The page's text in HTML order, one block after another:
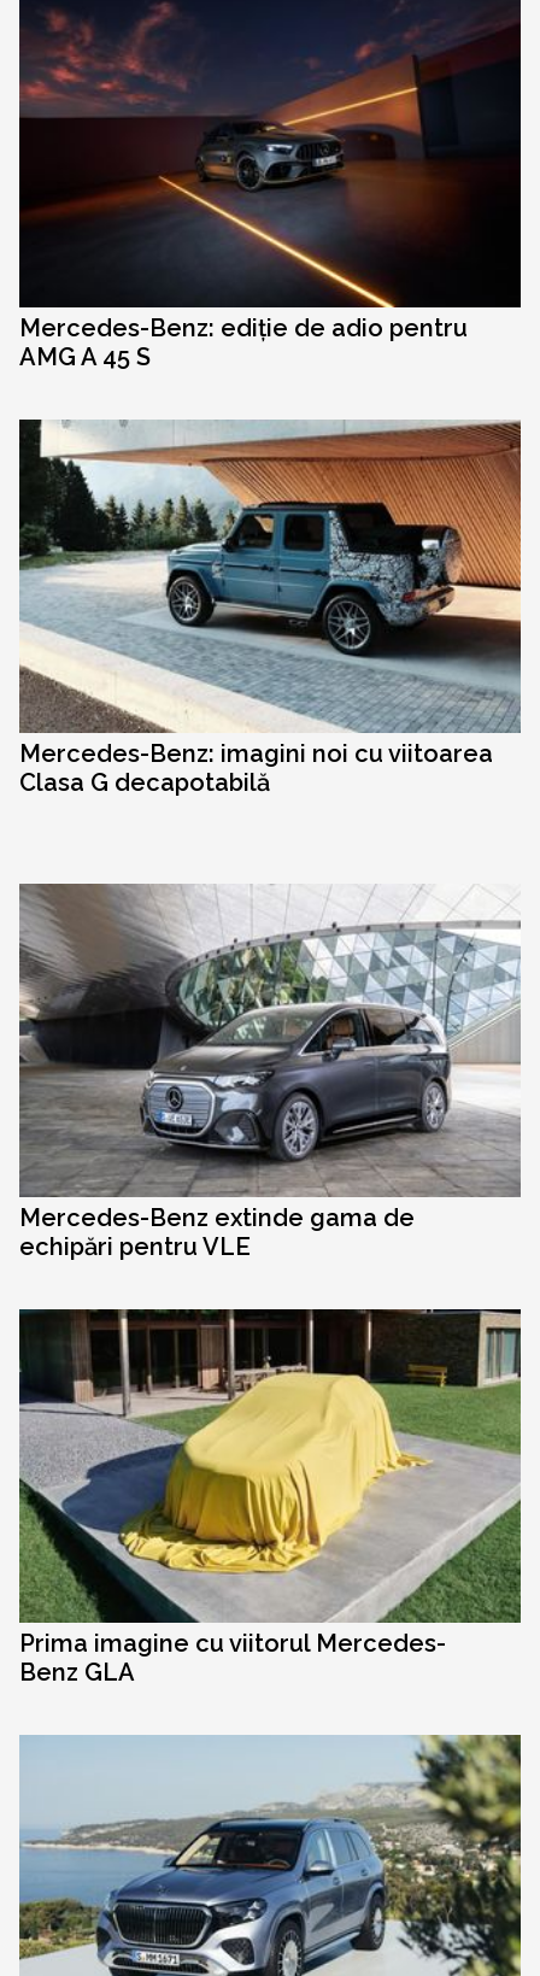
Mercedes-Benz: ediție de adio pentru
AMG A 45 S
Mercedes-Benz: imagini noi cu viitoarea
Clasa G decapotabilă
Mercedes-Benz extinde gama de
echipări pentru VLE
Prima imagine cu viitorul Mercedes-
Benz GLA